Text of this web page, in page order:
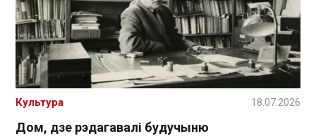
Дом, дзе рэдагавалі будучыню
Культура 18.07.2026